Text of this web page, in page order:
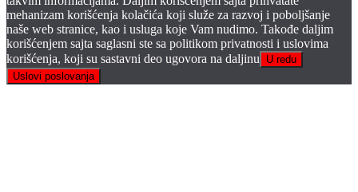
mehanizam korišćenja kolačića koji služe za razvoj i poboljšanje
naše web stranice, kao i usluga koje Vam nudimo. Takođe daljim
korišćenjem sajta saglasni ste sa politikom privatnosti i uslovima
korišćenja, koji su sastavni deo ugovora na daljinu
U redu
Uslovi poslovanja